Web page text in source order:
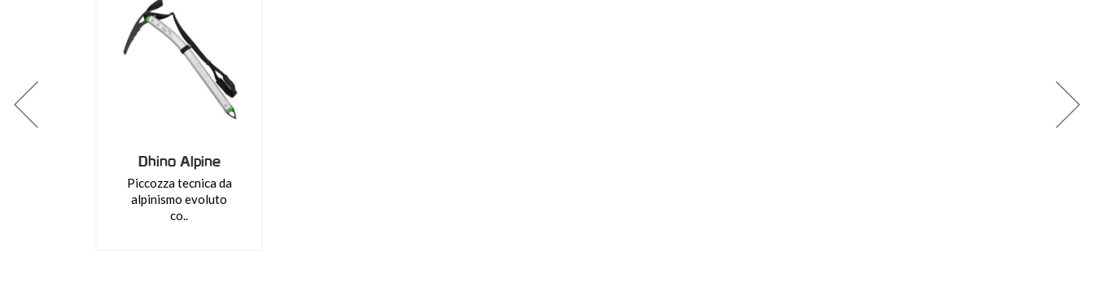
Dhino Alpine
Piccozza tecnica da
alpinismo evoluto
co..